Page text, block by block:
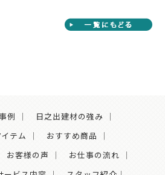
例 日之出建材の強み
テム おすすめ商品
お客様の声 お仕事の流れ